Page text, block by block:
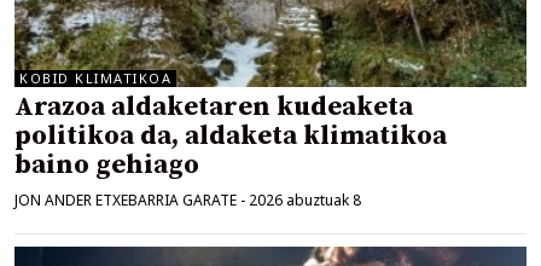
KOBID KLIMATIKOA
Arazoa aldaketaren kudeaketa
politikoa da, aldaketa klimatikoa
baino gehiago
JON ANDER ETXEBARRIA GARATE - 2026 abuztuak 8